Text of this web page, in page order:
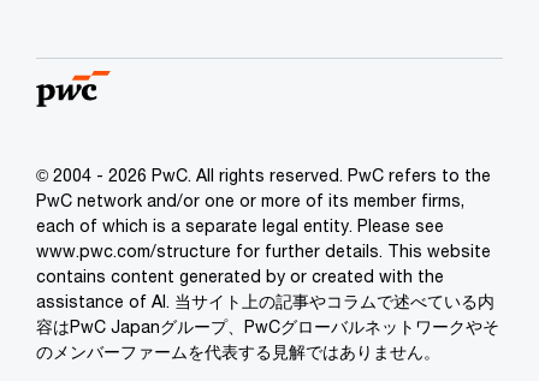
© 2004 - 2026 PwC. All rights reserved. PwC refers to the
PwC network and/or one or more of its member firms,
each of which is a separate legal entity. Please see
www.pwc.com/structure for further details. This website
contains content generated by or created with the
assistance of AI. 当サイト上の記事やコラムで述べている内
容はPwC Japanグループ、PwCグローバルネットワークやそ
のメンバーファームを代表する見解ではありません。